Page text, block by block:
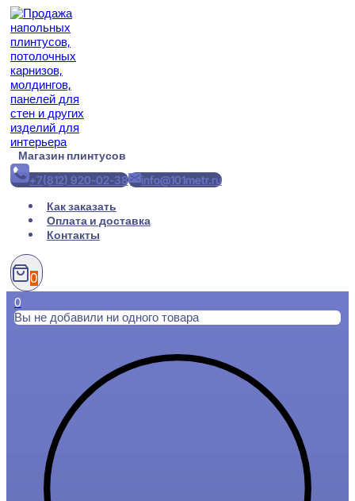
Перейти
содержимому
Магазин плинтусов
+7(812) 920-02-38
info@101metr.ru
Как заказать
Оплата и доставка
Контакты
0
0
Вы не добавили ни одного товара